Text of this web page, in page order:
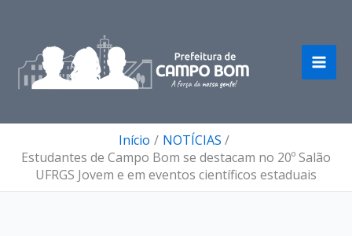
conteúdo
Início
NOTÍCIAS
Estudantes de Campo Bom se destacam no 20º Salão
UFRGS Jovem e em eventos científicos estaduais